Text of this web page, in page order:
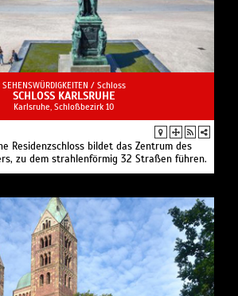
SEHENSWÜRDIGKEITEN / Schloss
SCHLOSS KARLSRUHE
Karlsruhe, Schloßbezirk 10
Residenzschloss bildet das Zentrum des
zu dem strahlenförmig 32 Straßen führen.